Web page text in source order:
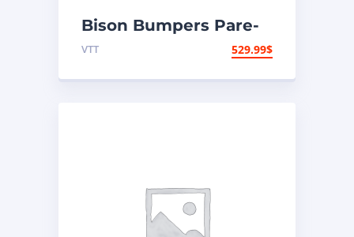
Bison Bumpers Pare-
chocs Hunter Avant –
VTT 529.99$